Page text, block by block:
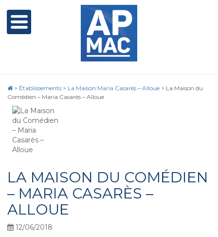
> Établissements > La Maison Maria Casarès – Alloue > La Maison du
Comédien – Maria Casarès – Alloue
LA MAISON DU COMÉDIEN
– MARIA CASARÈS –
ALLOUE
12/06/2018